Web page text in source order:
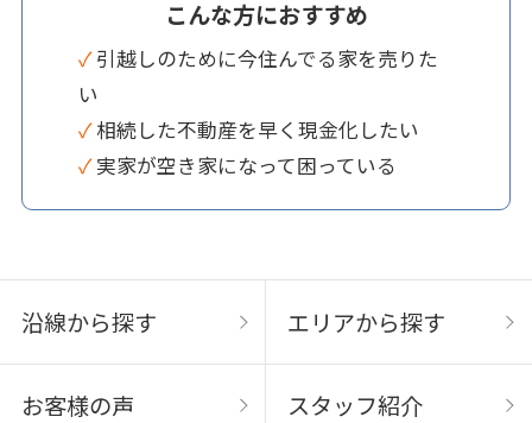
こんな方におすすめ
✓ 引越しのために今住んでる家を売りた
い
✓ 相続した不動産を早く現金化したい
✓ 実家が空き家になって困っている
沿線から探す エリアから探す
お客様の声 スタッフ紹介